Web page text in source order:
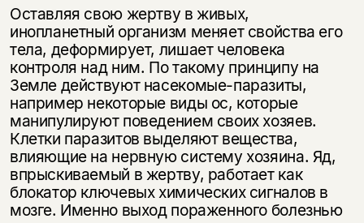
Оставляя свою жертву в живых,
инопланетный организм меняет свойства его
тела, деформирует, лишает человека
контроля над ним. По такому принципу на
Земле действуют насекомые-паразиты,
например некоторые виды ос, которые
манипулируют поведением своих хозяев.
Клетки паразитов выделяют вещества,
влияющие на нервную систему хозяина. Яд,
впрыскиваемый в жертву, работает как
блокатор ключевых химических сигналов в
мозге. Именно выход пораженного болезнью